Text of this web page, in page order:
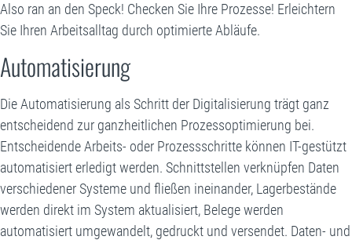
Also ran an den Speck! Checken Sie Ihre Prozesse! Erleichtern
Sie Ihren Arbeitsalltag durch optimierte Abläufe.
Automatisierung
Die Automatisierung als Schritt der Digitalisierung trägt ganz
entscheidend zur ganzheitlichen Prozessoptimierung bei.
Entscheidende Arbeits- oder Prozessschritte können IT-gestützt
automatisiert erledigt werden. Schnittstellen verknüpfen Daten
verschiedener Systeme und fließen ineinander, Lagerbestände
werden direkt im System aktualisiert, Belege werden
automatisiert umgewandelt, gedruckt und versendet. Daten- und